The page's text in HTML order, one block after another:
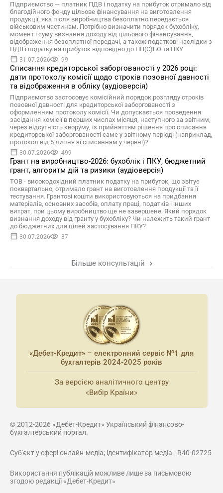
Підприємство — платник ПДВ і податку на прибуток отримало від
благодійного фонду цільове фінансування на виготовлення
продукції, яка після виробництва безоплатно передається
військовим частинам. Потрібно визначити порядок бухобліку,
момент і суму визнання доходу від цільового фінансування,
відображення безоплатної передачі, а також податкові наслідки з
ПДВ і податку на прибуток відповідно до НП(С)БО та ПКУ
31.07.2026 99
Списання кредиторської заборгованості у 2026 році:
дати протоколу комісії щодо строків позовної давності
та відображення в обліку (аудіоверсія)
Підприємство застосовує комісійний порядок розгляду строків
позовної давності для кредиторської заборгованості з
оформленням протоколу комісії. Чи допускається проведення
засідання комісії в перших числах місяця, наступного за звітним,
через відсутність кворуму, із прийняттям рішення про списання
кредиторської заборгованості саме у звітному періоді (наприклад,
протокол від 5 липня зі списанням у червні)?
30.07.2026 499
Грант на виробництво-2026: бухоблік і ПКУ, бюджетний
грант, алгоритм дій та ризики (аудіоверсія)
ТОВ - високодохідний платник податку на прибуток, що звітує
поквартально, отримало грант на виготовлення продукції та її
тестування. Грантові кошти використовуються на придбання
матеріалів, основних засобів, оплату праці, податків і інших
витрат, при цьому виробництво ще не завершене. Який порядок
визнання доходу від гранту у бухобліку? Чи належить такий грант
до бюджетних для цілей застосування ПКУ?
30.07.2026 37
Більше консультацій
«Дебет-Кредит» – електронний сервіс №1 для
бухгалтерів 2024-2025 років
За версією аналітичного центру
«Вибір Країни»
© 2012-2026 «Дебет-Кредит» Український фінансово-
бухгалтерський портал.
Суб'єкт у сфері онлайн-медіа; ідентифікатор медіа - R40-02725
Використання публікацій можливе лише за письмовою
згодою редакції «Дебет-Кредит»